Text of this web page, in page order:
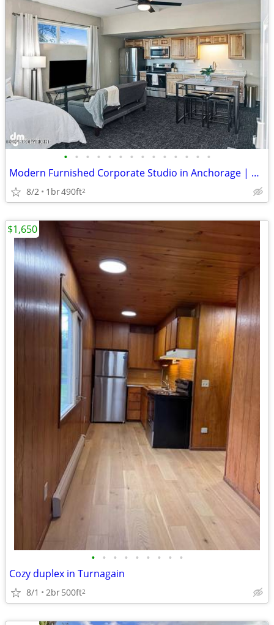
• • • • • • • • • • • • • •
Modern Furnished Corporate Studio in Anchorage | Available Now
8/2 1br490ft2
• • • • • • • • •
Cozy duplex in Turnagain
8/1 2br500ft2
$1,650